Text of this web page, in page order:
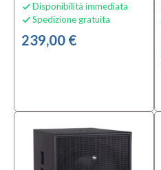
e Ricambi
per Luci
(1)
Chitarre
 Disponibilità immediata
 Spedizione gratuita
239,00 €